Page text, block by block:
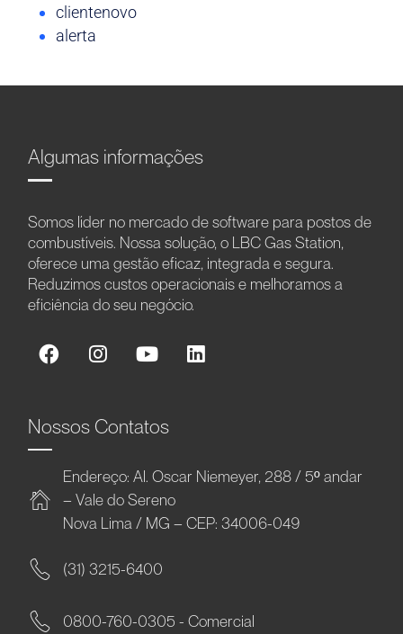
clientenovo
alerta
Algumas informações
Somos líder no mercado de software para postos de
combustíveis. Nossa solução, o LBC Gas Station,
oferece uma gestão eficaz, integrada e segura.
Reduzimos custos operacionais e melhoramos a
eficiência do seu negócio.
Nossos Contatos
Endereço: Al. Oscar Niemeyer, 288 / 5º andar
– Vale do Sereno
Nova Lima / MG – CEP: 34006-049
(31) 3215-6400
0800-760-0305 - Comercial